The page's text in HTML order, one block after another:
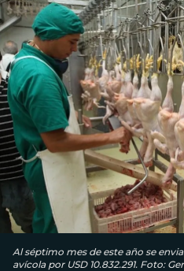
Al séptimo mes de este año se
avícola por USD 10.832.291. Foto: